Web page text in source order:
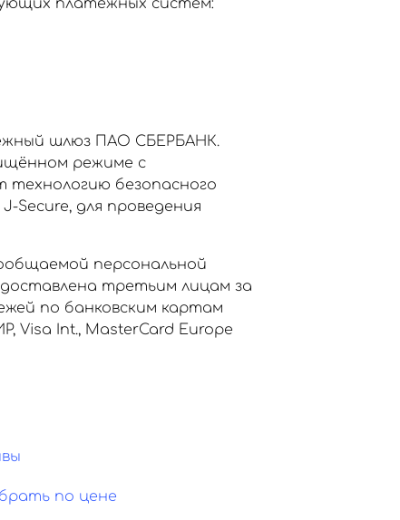
платёжных систем:
шлюз ПАО СБЕРБАНК.
режиме с
технологию безопасного
Secure, для проведения
персональной
третьим лицам за
по банковским картам
Int., MasterCard Europe
по цене